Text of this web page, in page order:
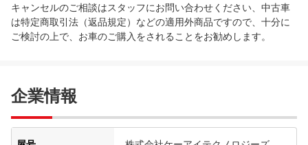
キャンセルのご相談はスタッフにお問い合わせください、中古車
は特定商取引法（返品規定）などの適用外商品ですので、十分に
ご検討の上で、お車のご購入をされることをお勧めします。
企業情報